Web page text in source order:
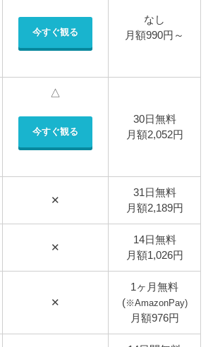
今すぐ観る
なし
月額990円～
△
今すぐ観る
30日無料
月額2,052円
✕
31日無料
月額2,189円
✕
14日無料
月額1,026円
✕
1ヶ月無料
(※AmazonPay)
月額976円